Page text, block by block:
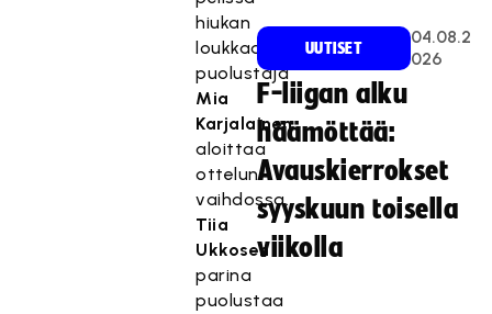
hiukan
loukkaantunut
puolustaja
Mia
Karjalainen
aloittaa
ottelun
vaihdossa.
Tiia
Ukkosen
parina
puolustaa
UUTISET
04.08.2
026
F-liigan alku
häämöttää:
Avauskierrokset
syyskuun toisella
viikolla